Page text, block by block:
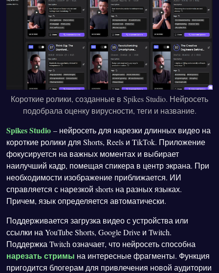
Короткие ролики, созданные в Spikes Studio. Нейросеть
подобрала оценку вирусности, теги и название.
Spikes Studio – нейросеть для нарезки длинных видео на
короткие ролики для Shorts, Reels и TikTok. Приложение
фокусируется на важных моментах и выбирает
наилучший кадр, помещая спикера в центр экрана. При
необходимости изображение приближается. ИИ
справляется с нарезкой shorts на разных языках.
Причем, язык определяется автоматически.
Поддерживается загрузка видео с устройства или
ссылки на YouTube Shorts, Google Drive и Twitch.
Поддержка Twitch означает, что нейросеть способна
нарезать стримы на интересные фрагменты. Функция
пригодится блогерам для привлечения новой аудитории